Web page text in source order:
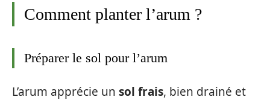
Comment planter l’arum ?
Préparer le sol pour l’arum
L’arum apprécie un sol frais, bien drainé et